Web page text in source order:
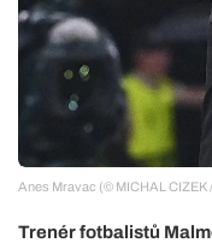
Anes Mravac (© MICHAL CIZEK
Trenér fotbalistů